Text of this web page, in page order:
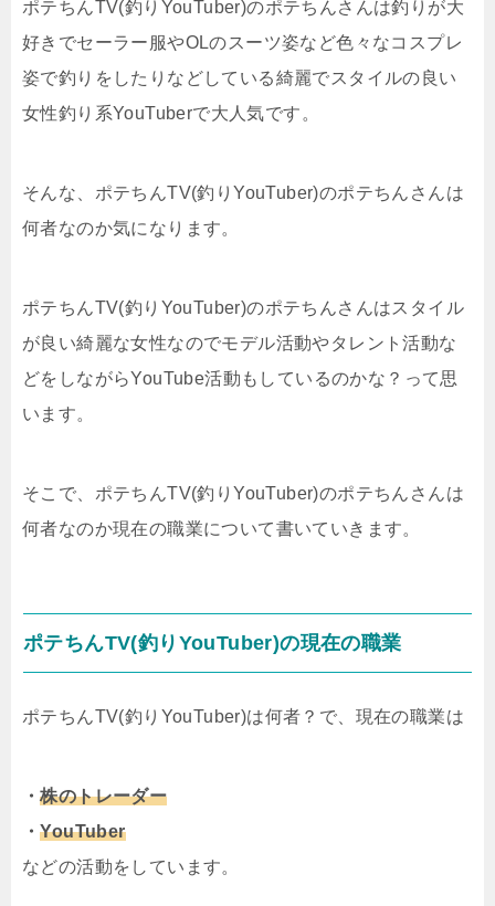
ポテちんTV(釣りYouTuber)のポテちんさんは釣りが大
好きでセーラー服やOLのスーツ姿など色々なコスプレ
姿で釣りをしたりなどしている綺麗でスタイルの良い
女性釣り系YouTuberで大人気です。
そんな、ポテちんTV(釣りYouTuber)のポテちんさんは
何者なのか気になります。
ポテちんTV(釣りYouTuber)のポテちんさんはスタイル
が良い綺麗な女性なのでモデル活動やタレント活動な
どをしながらYouTube活動もしているのかな？って思
います。
そこで、ポテちんTV(釣りYouTuber)のポテちんさんは
何者なのか現在の職業について書いていきます。
ポテちんTV(釣りYouTuber)の現在の職業
ポテちんTV(釣りYouTuber)は何者？で、現在の職業は
・株のトレーダー
・YouTuber
などの活動をしています。